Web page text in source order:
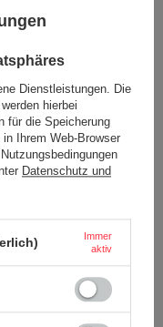
Contigo 740 ml -
€ / stk.
vergleichsliste
Dienstleistungen. Die
werden hierbei
für die Speicherung
Ihrem Web-Browser
Datenschutz und
Immer
aktiv